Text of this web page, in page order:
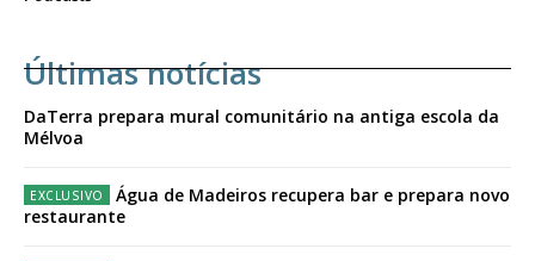
Últimas notícias
DaTerra prepara mural comunitário na antiga escola da
Mélvoa
Água de Madeiros recupera bar e prepara novo
restaurante